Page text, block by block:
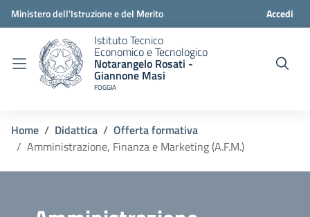
Ministero dell'Istruzione e del Merito Accedi
Istituto Tecnico
Economico e Tecnologico
Notarangelo Rosati -
Giannone Masi
FOGGIA
Home Didattica
Offerta formativa
Amministrazione, Finanza e Marketing (A.F.M.)